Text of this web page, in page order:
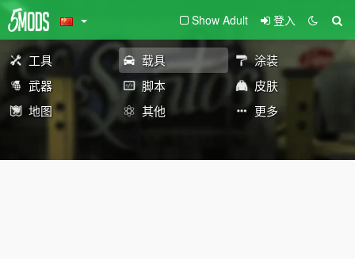
Show Adult 登入
工具 载具
涂装
武器
脚本
皮肤
地图
其他 更多